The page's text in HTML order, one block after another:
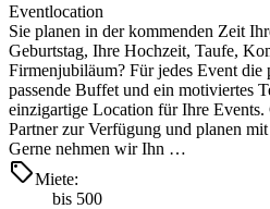
Eventlocation
Sie planen in der kommenden Zeit
Geburtstag, Ihre Hochzeit, Taufe,
Firmenjubiläum? Für jedes Event die
passende Buffet und ein motiviertes
einzigartige Location für Ihre Events.
Partner zur Verfügung und planen
Gerne nehmen wir Ihn …
Miete:
bis 500